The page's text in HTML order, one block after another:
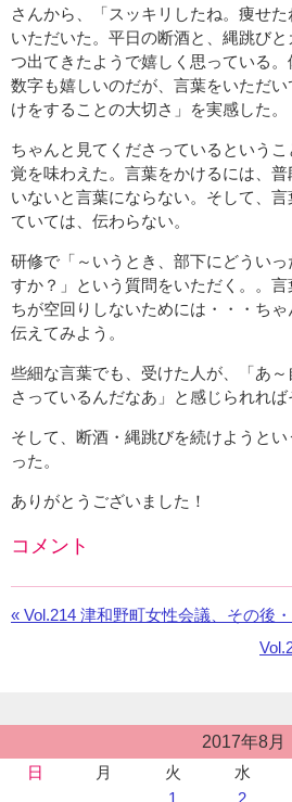
さんから、「スッキリしたね。痩せ
いただいた。平日の断酒と、縄跳び
つ出てきたようで嬉しく思っている
数字も嬉しいのだが、言葉をいただ
けをすることの大切さ」を実感した。
ちゃんと見てくださっているという
覚を味わえた。言葉をかけるには、
いないと言葉にならない。そして、
ていては、伝わらない。
研修で「～いうとき、部下にどうい
すか？」という質問をいただく。。
ちが空回りしないためには・・・ち
伝えてみよう。
些細な言葉でも、受けた人が、「あ
さっているんだなあ」と感じられれば
そして、断酒・縄跳びを続けようと
った。
ありがとうございました！
コメント
コ
用
« 前
Vol.214 津和野町女性会議、その後・
次
ら
稿
2017年8月
日
月 火 水
1
2